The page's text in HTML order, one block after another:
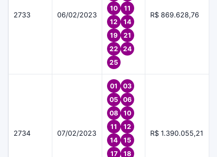
2733 06/02/2023
10
11
12
14
19
21
22
24
25
R$ 869.628,76
2734 07/02/2023
01
03
05
06
08
10
11
12
14
15
17
18
R$ 1.390.055,21